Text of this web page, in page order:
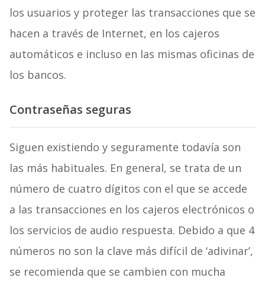
los usuarios y proteger las transacciones que se
hacen a través de Internet, en los cajeros
automáticos e incluso en las mismas oficinas de
los bancos.
Contraseñas seguras
Siguen existiendo y seguramente todavía son
las más habituales. En general, se trata de un
número de cuatro dígitos con el que se accede
a las transacciones en los cajeros electrónicos o
los servicios de audio respuesta. Debido a que 4
números no son la clave más difícil de ‘adivinar’,
se recomienda que se cambien con mucha